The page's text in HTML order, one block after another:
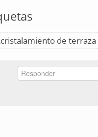
de terraza